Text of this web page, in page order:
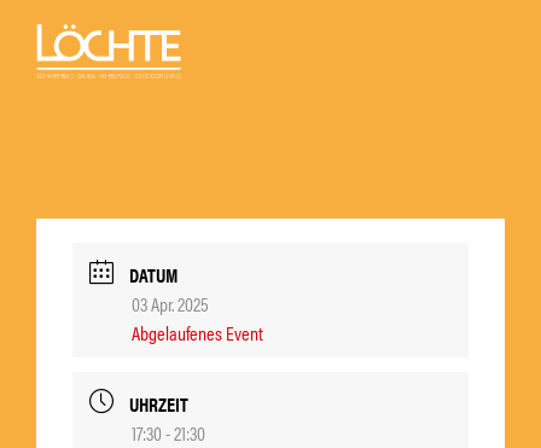
DATUM
03 Apr. 2025
Abgelaufenes Event
UHRZEIT
17:30 - 21:30